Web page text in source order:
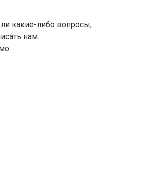
какие-либо вопросы,
нам.